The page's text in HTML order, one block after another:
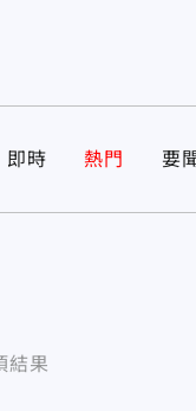
即時 熱門 要
結果